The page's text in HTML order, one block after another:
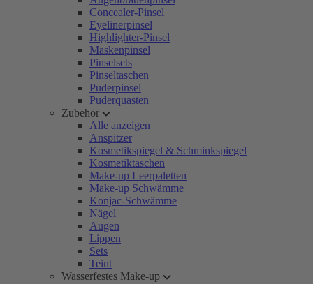
Concealer-Pinsel
Eyelinerpinsel
Highlighter-Pinsel
Maskenpinsel
Pinselsets
Pinseltaschen
Puderpinsel
Puderquasten
Zubehör
Alle anzeigen
Anspitzer
Kosmetikspiegel & Schminkspiegel
Kosmetiktaschen
Make-up Leerpaletten
Make-up Schwämme
Konjac-Schwämme
Nägel
Augen
Lippen
Sets
Teint
Wasserfestes Make-up